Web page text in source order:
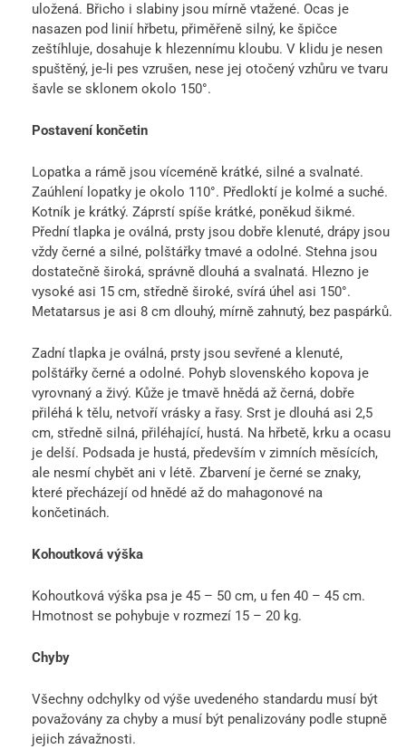
uložená. Břicho i slabiny jsou mírně vtažené. Ocas je
nasazen pod linií hřbetu, přiměřeně silný, ke špičce
zeštíhluje, dosahuje k hlezennímu kloubu. V klidu je nesen
spuštěný, je-li pes vzrušen, nese jej otočený vzhůru ve tvaru
šavle se sklonem okolo 150°.
Postavení končetin
Lopatka a rámě jsou víceméně krátké, silné a svalnaté.
Zaúhlení lopatky je okolo 110°. Předloktí je kolmé a suché.
Kotník je krátký. Záprstí spíše krátké, poněkud šikmé.
Přední tlapka je oválná, prsty jsou dobře klenuté, drápy jsou
vždy černé a silné, polštářky tmavé a odolné. Stehna jsou
dostatečně široká, správně dlouhá a svalnatá. Hlezno je
vysoké asi 15 cm, středně široké, svírá úhel asi 150°.
Metatarsus je asi 8 cm dlouhý, mírně zahnutý, bez paspárků.
Zadní tlapka je oválná, prsty jsou sevřené a klenuté,
polštářky černé a odolné. Pohyb slovenského kopova je
vyrovnaný a živý. Kůže je tmavě hnědá až černá, dobře
přiléhá k tělu, netvoří vrásky a řasy. Srst je dlouhá asi 2,5
cm, středně silná, přiléhající, hustá. Na hřbetě, krku a ocasu
je delší. Podsada je hustá, především v zimních měsících,
ale nesmí chybět ani v létě. Zbarvení je černé se znaky,
které přecházejí od hnědé až do mahagonové na
končetinách.
Kohoutková výška
Kohoutková výška psa je 45 – 50 cm, u fen 40 – 45 cm.
Hmotnost se pohybuje v rozmezí 15 – 20 kg.
Chyby
Všechny odchylky od výše uvedeného standardu musí být
považovány za chyby a musí být penalizovány podle stupně
jejich závažnosti.